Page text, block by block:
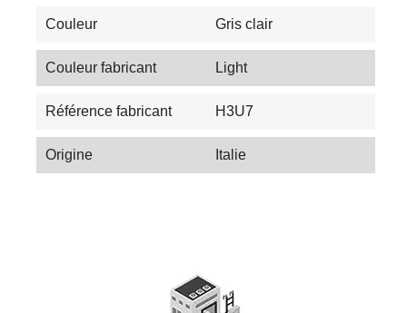
Couleur Gris clair
Couleur fabricant Light
Référence fabricant H3U7
Origine Italie